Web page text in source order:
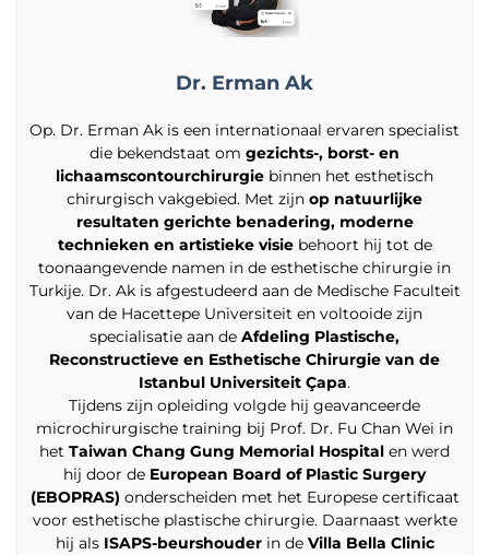
Dr. Erman Ak
Op. Dr. Erman Ak is een internationaal ervaren specialist
die bekendstaat om gezichts-, borst- en
lichaamscontourchirurgie binnen het esthetisch
chirurgisch vakgebied. Met zijn op natuurlijke
resultaten gerichte benadering, moderne
technieken en artistieke visiebehoort hij tot de
toonaangevende namen in de esthetische chirurgie in
Turkije. Dr. Ak is afgestudeerd aan de Medische Faculteit
van de Hacettepe Universiteit en voltooide zijn
specialisatie aan de Afdeling Plastische,
Reconstructieve en Esthetische Chirurgie van de
Istanbul Universiteit Çapa.
Tijdens zijn opleiding volgde hij geavanceerde
microchirurgische training bij Prof. Dr. Fu Chan Wei in
het Taiwan Chang Gung Memorial Hospital en werd
hij door de European Board of Plastic Surgery
(EBOPRAS) onderscheiden met het Europese certificaat
voor esthetische plastische chirurgie. Daarnaast werkte
hij als ISAPS-beurshouderin de Villa Bella Clinic